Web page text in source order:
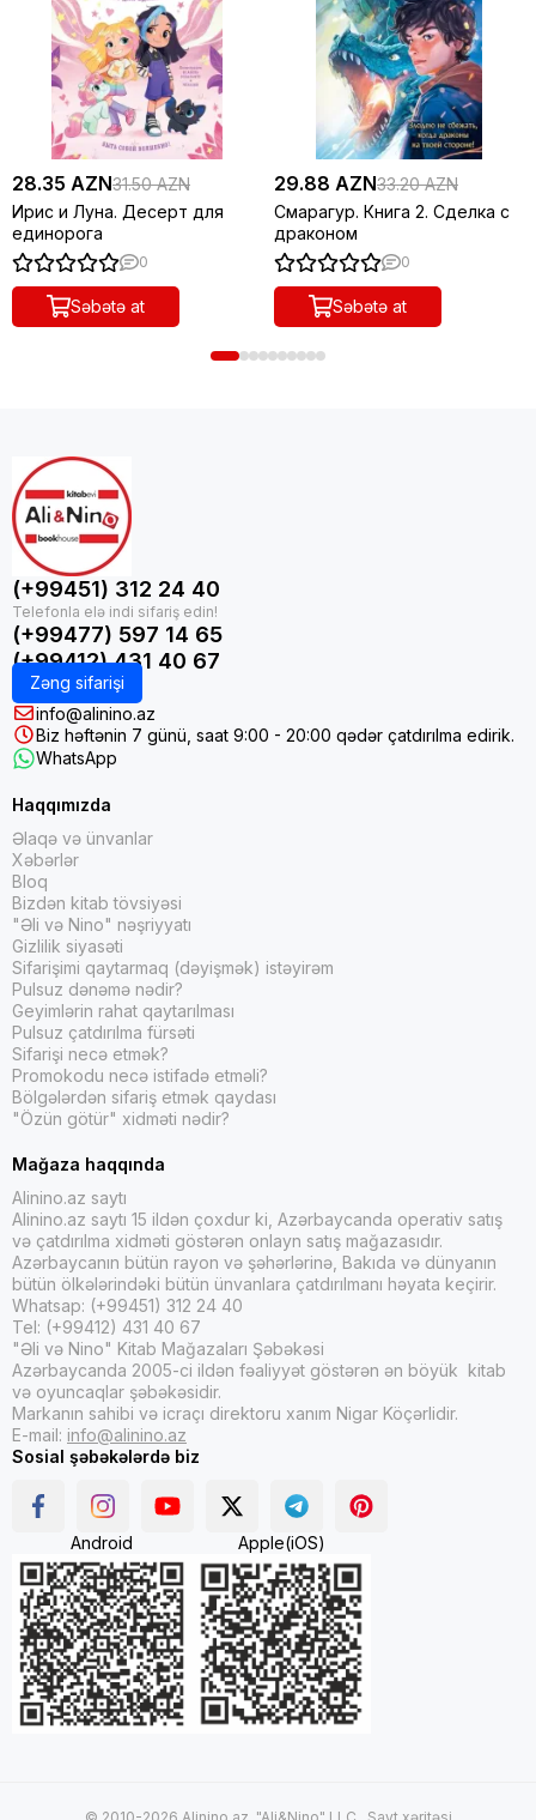
28.35 AZN31.50 AZN
Ирис и Луна. Десерт для
единорога
0
Səbətə at
29.88 AZN33.20 AZN
Смарагур. Книга 2. Сделка с
драконом
0
Səbətə at
(+99451) 312 24 40
(+99477) 597 14 65
(+99412) 431 40 67
Zəng sifarişi
info@alinino.az
Biz həftənin 7 günü, saat 9:00 - 20:00 qədər çatdırılma edirik.
WhatsApp
Haqqımızda
Əlaqə və ünvanlar
Xəbərlər
Bloq
Bizdən kitab tövsiyəsi
"Əli və Nino" nəşriyyatı
Gizlilik siyasəti
Sifarişimi qaytarmaq (dəyişmək) istəyirəm
Pulsuz dənəmə nədir?
Geyimlərin rahat qaytarılması
Pulsuz çatdırılma fürsəti
Sifarişi necə etmək?
Promokodu necə istifadə etməli?
Bölgələrdən sifariş etmək qaydası
"Özün götür" xidməti nədir?
Mağaza haqqında
Alinino.az saytı
Alinino.az saytı 15 ildən çoxdur ki, Azərbaycanda operativ satış
və çatdırılma xidməti göstərən onlayn satış mağazasıdır.
Azərbaycanın bütün rayon və şəhərlərinə, Bakıda və dünyanın
bütün ölkələrindəki bütün ünvanlara çatdırılmanı həyata keçirir.
Whatsap: (+99451) 312 24 40
Tel: (+99412) 431 40 67
"Əli və Nino" Kitab Mağazaları Şəbəkəsi
Azərbaycanda 2005-ci ildən fəaliyyət göstərən ən böyük kitab
və oyuncaqlar şəbəkəsidir.
Markanın sahibi və icraçı direktoru xanım Nigar Köçərlidir.
E-mail: info@alinino.az
Sosial şəbəkələrdə biz
Android Apple(iOS)